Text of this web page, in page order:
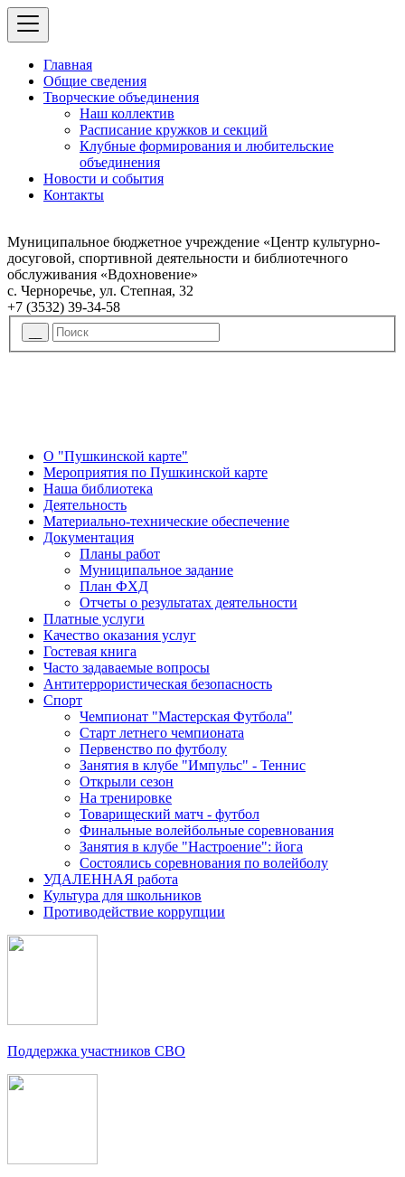
Главная
Общие сведения
Творческие объединения
Наш коллектив
Расписание кружков и секций
Клубные формирования и любительские
объединения
Новости и события
Контакты
Муниципальное бюджетное учреждение «Центр культурно-
досуговой, спортивной деятельности и библиотечного
обслуживания «Вдохновение»
с. Черноречье, ул. Степная, 32
+7 (3532) 39-34-58
О "Пушкинской карте"
Мероприятия по Пушкинской карте
Наша библиотека
Деятельность
Материально-технические обеспечение
Документация
Планы работ
Муниципальное задание
План ФХД
Отчеты о результатах деятельности
Платные услуги
Качество оказания услуг
Гостевая книга
Часто задаваемые вопросы
Антитеррористическая безопасность
Спорт
Чемпионат "Мастерская Футбола"
Старт летнего чемпионата
Первенство по футболу
Занятия в клубе "Импульс" - Теннис
Открыли сезон
На тренировке
Товарищеский матч - футбол
Финальные волейбольные соревнования
Занятия в клубе "Настроение": йога
Состоялись соревнования по волейболу
УДАЛЕННАЯ работа
Культура для школьников
Противодействие коррупции
Поддержка участников СВО